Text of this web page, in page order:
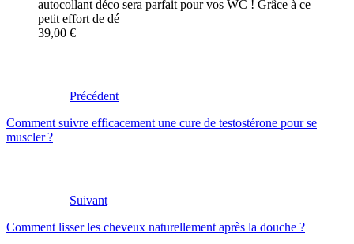
autocollant déco sera parfait pour vos WC ! Grâce à ce
petit effort de dé
39,00 €
Précédent
Comment suivre efficacement une cure de testostérone pour se
muscler ?
Suivant
Comment lisser les cheveux naturellement après la douche ?